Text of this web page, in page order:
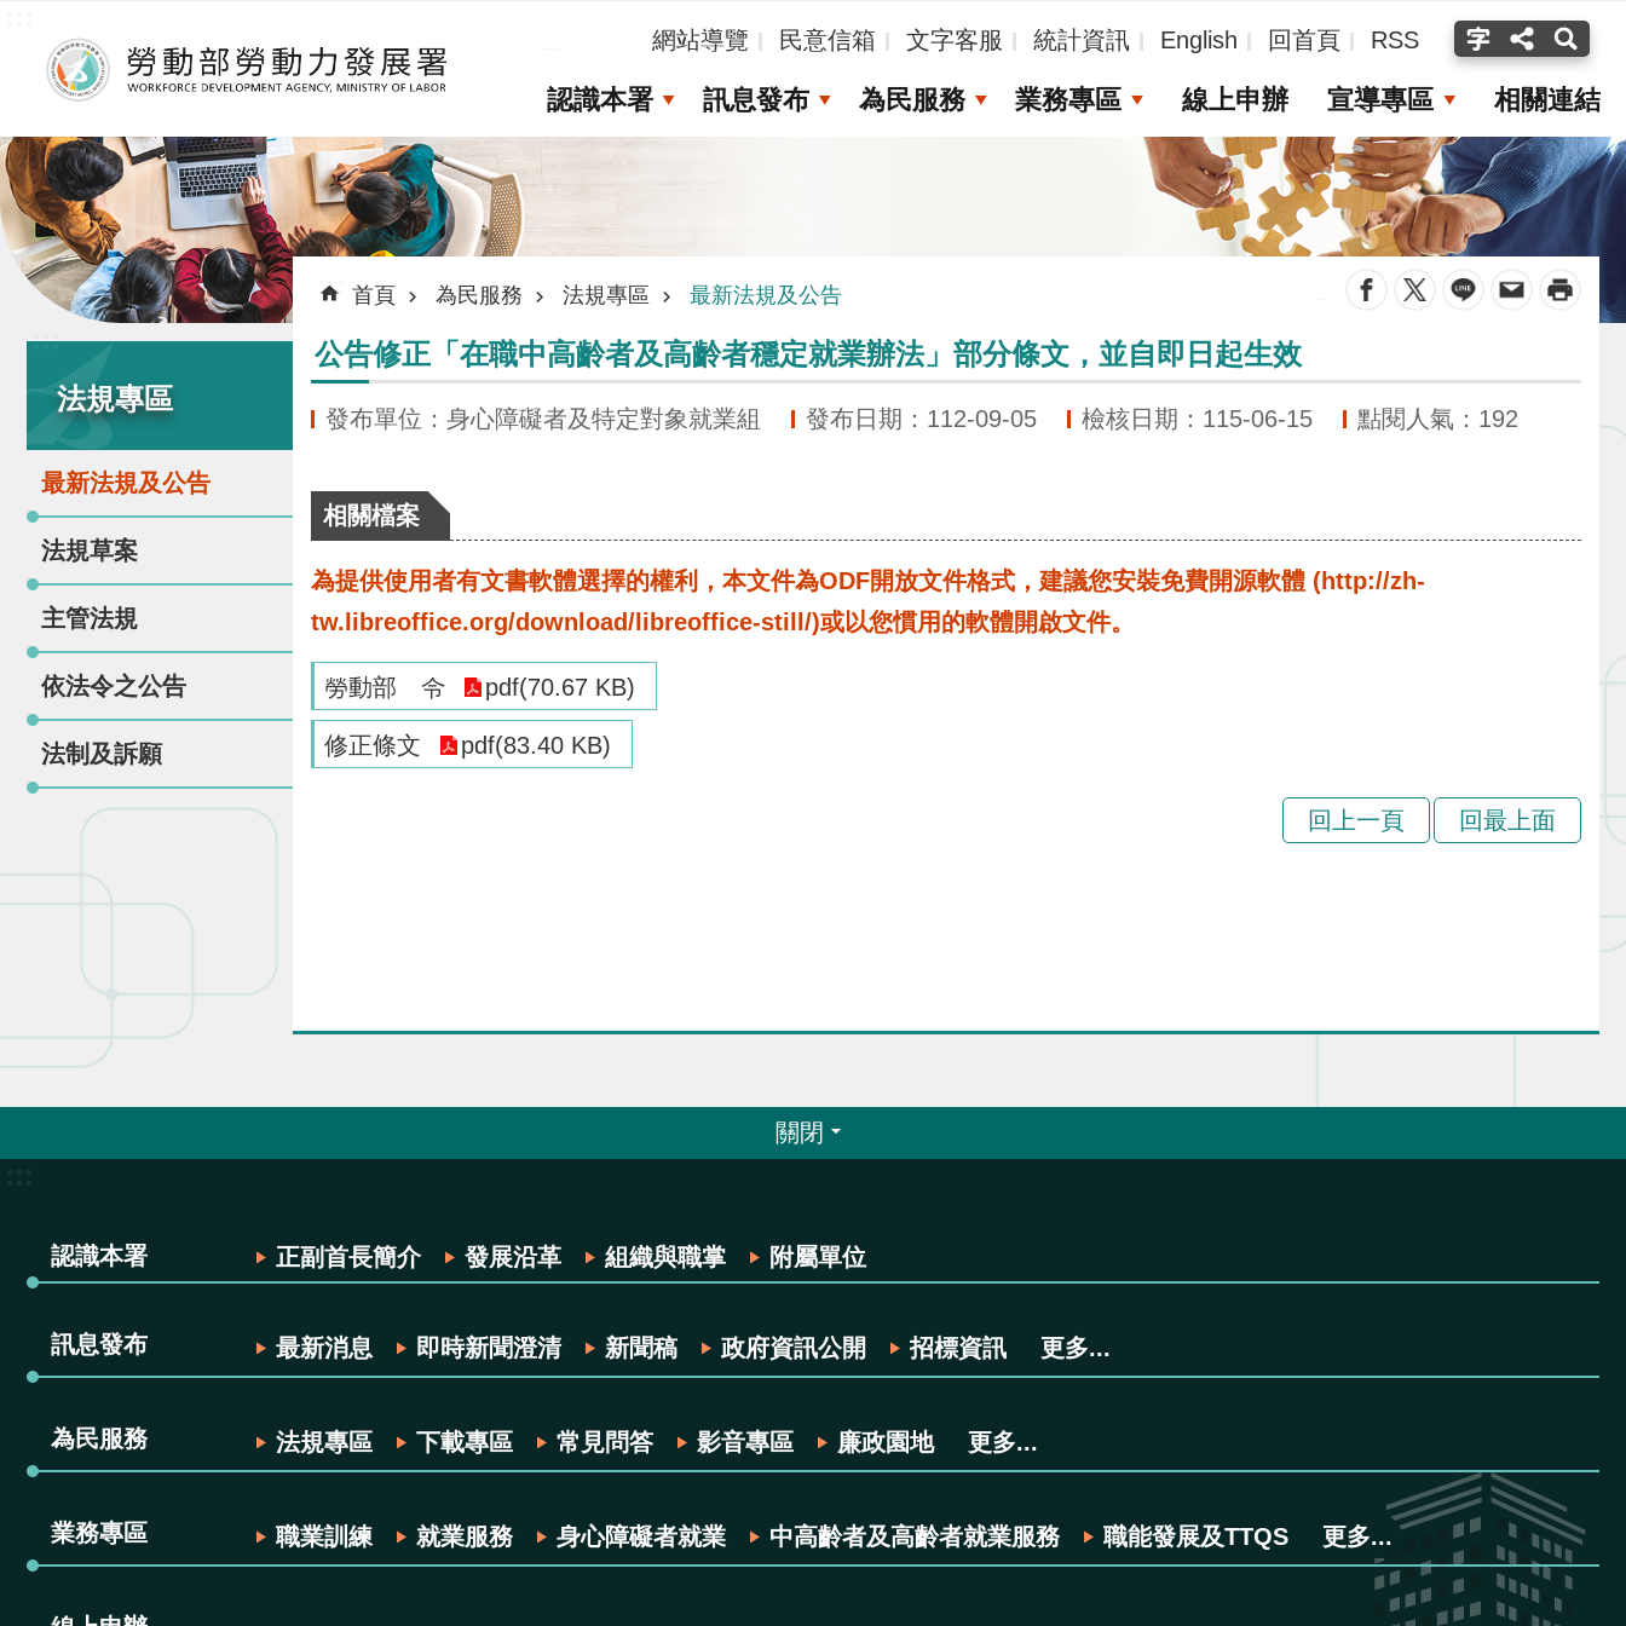
網站導覽 民意信箱 文字客服 統計資訊 English 回首頁 RSS
認識本署 訊息發布 為民服務 業務專區 線上申辦 宣導專區 相關連結
:::
法規專區
最新法規及公告
法規草案
主管法規
依法令之公告
法制及訴願
::: 首頁 為民服務 法規專區 最新法規及公告
公告修正「在職中高齡者及高齡者穩定就業辦法」部分條文，並自即日起生效
發布單位：身心障礙者及特定對象就業組 發布日期：112-09-05 檢核日期：115-06-15 點閱人氣：192
相關檔案
為提供使用者有文書軟體選擇的權利，本文件為ODF開放文件格式，建議您安裝免費開源軟體 (http://zh-
tw.libreoffice.org/download/libreoffice-still/)或以您慣用的軟體開啟文件。
勞動部 令 pdf(70.67 KB)
修正條文 pdf(83.40 KB)
回上一頁 回最上面
關閉
認識本署 正副首長簡介 發展沿革 組織與職掌 附屬單位
訊息發布 最新消息 即時新聞澄清 新聞稿 政府資訊公開 招標資訊 更多...
為民服務 法規專區 下載專區 常見問答 影音專區 廉政園地 更多...
業務專區 職業訓練 就業服務 身心障礙者就業 中高齡者及高齡者就業服務 職能發展及TTQS 更多...